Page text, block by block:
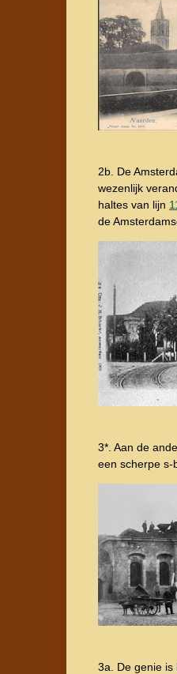
2b. De
wezenlijk
haltes van lijn
de
3*. Aan de
een scherpe s-
3a. De genie